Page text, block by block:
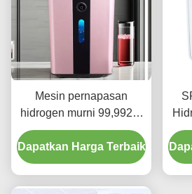
Mesin pernapasan
hidrogen murni 99,992%
150ml
Dapatkan Harga Terbaik